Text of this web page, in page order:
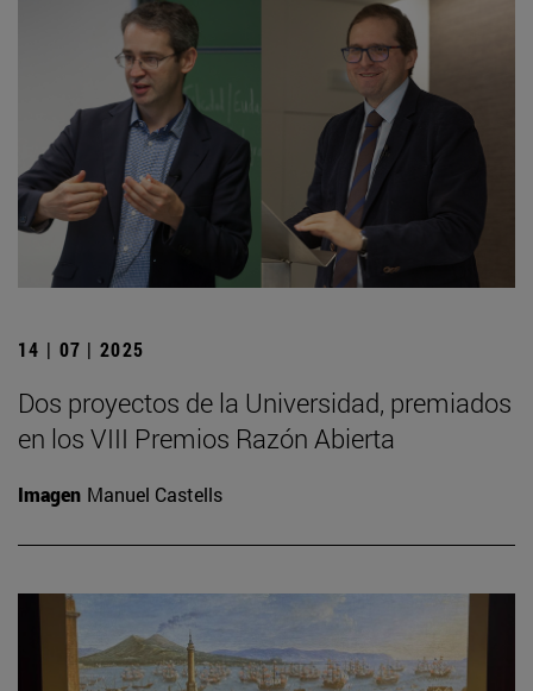
14 | 07 | 2025
Dos proyectos de la Universidad, premiados
en los VIII Premios Razón Abierta
Imagen Manuel Castells